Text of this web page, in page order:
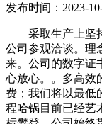
发布时间：2023-
采取生产上坚持
公司参观洽谈。理
来。公司的数字证
心放心。。多高效
费；我们将以最低
程哈锅目前已经艺